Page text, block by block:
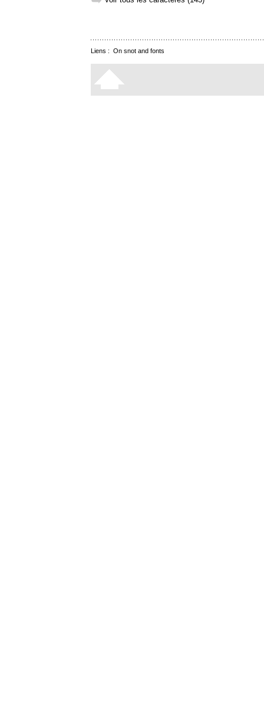
Liens : On snot and fonts